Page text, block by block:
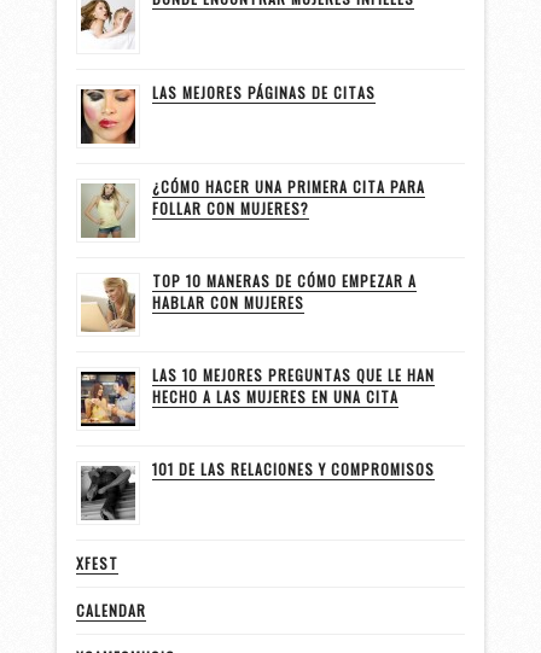
LAS MEJORES PÁGINAS DE CITAS
¿CÓMO HACER UNA PRIMERA CITA PARA
FOLLAR CON MUJERES?
TOP 10 MANERAS DE CÓMO EMPEZAR A
HABLAR CON MUJERES
LAS 10 MEJORES PREGUNTAS QUE LE HAN
HECHO A LAS MUJERES EN UNA CITA
101 DE LAS RELACIONES Y COMPROMISOS
XFEST
CALENDAR